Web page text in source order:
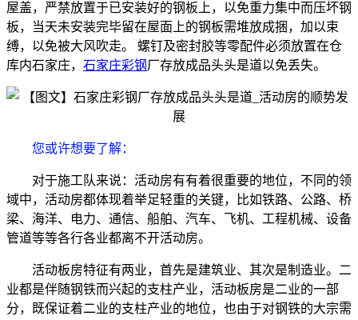
屋盖，严禁放置于已安装好的钢板上，以免重力集中而压坏钢
板，当天未安装完毕留在屋面上的钢板需堆放成捆，加以束
缚，以免被大风吹走。 螺钉及密封胶等零配件必须放置在仓
库内石家庄， 石家庄彩钢厂存放成品头头是道以免丢失。
您或许想要了解：
对于施工队来说：活动房有有着很重要的地位，不同的领
域中，活动房都体现着举足轻重的关键，比如铁路、公路、桥
梁、海洋、电力、通信、船舶、汽车、飞机、工程机械、设备
管道等等各行各业都离不开活动房。
活动板房特征有两业，首先是建筑业、其次是制造业。二
业都是伴随钢铁而兴起的支柱产业，活动板房是二业的一部
分，既保证着二业的支柱产业的地位，也由于对钢铁的大宗需